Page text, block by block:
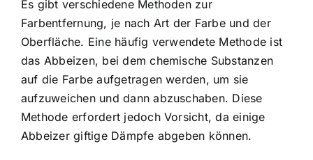
Es gibt verschiedene Methoden zur
Farbentfernung, je nach Art der Farbe und der
Oberfläche. Eine häufig verwendete Methode ist
das Abbeizen, bei dem chemische Substanzen
auf die Farbe aufgetragen werden, um sie
aufzuweichen und dann abzuschaben. Diese
Methode erfordert jedoch Vorsicht, da einige
Abbeizer giftige Dämpfe abgeben können.